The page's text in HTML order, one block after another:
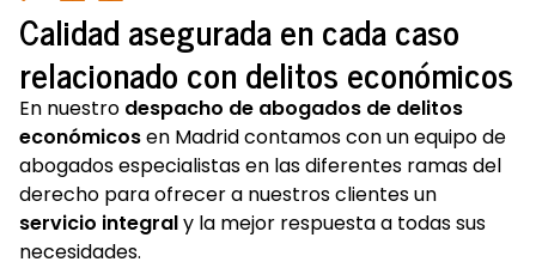
Calidad asegurada en cada caso
relacionado con delitos económicos
En nuestro despacho de abogados de delitos
económicosen Madrid contamos con un equipo de
abogados especialistas en las diferentes ramas del
derecho para ofrecer a nuestros clientes un
servicio integraly la mejor respuesta a todas sus
necesidades.